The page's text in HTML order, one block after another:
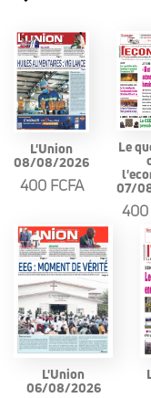
L'Union
08/08/2026
400 FCFA
Le
07/
400
L'Union
06/08/2026